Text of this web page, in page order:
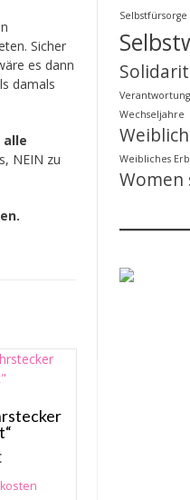
Sicher
es dann
damals
alle
NEIN zu
Selbstfürsorge
Verantwortung
Wechseljahre
Weibliches